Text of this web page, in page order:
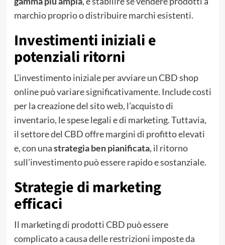
marchio proprio o distribuire marchi esistenti.
Investimenti iniziali e
potenziali ritorni
L’investimento iniziale per avviare un CBD shop
online può variare significativamente. Include costi
per la creazione del sito web, l’acquisto di
inventario, le spese legali e di marketing. Tuttavia,
il settore del CBD offre margini di profitto elevati
e, con unastrategia ben pianificata, il ritorno
sull’investimento può essere rapido e sostanziale.
Strategie di marketing
efficaci
Il marketing di prodotti CBD può essere
complicato a causa delle restrizioni imposte da